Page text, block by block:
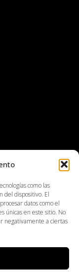
como las
del dispositivo. El
datos como el
únicas en este sitio. No
negativamente a ciertas